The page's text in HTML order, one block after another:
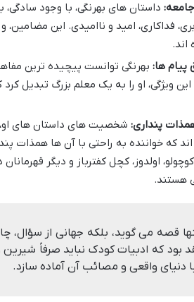
داستان های بهرنگی، با وجود
فداکاری، امید و ناامیدی. این مضامین،
پیام ها: بهرنگی توانست پیچیده ترین
ویژگی، او را به یک معلم بزرگ تبدیل
پنداری: شخصیت های داستان های او،
که خواننده به راحتی با آن ها همذات
اولدوز، کچل کفترباز و دیگر قهرمانان
هستند.
قصه می گوید، بلکه جهانی از سؤال،
بود که ادبیات کودک نباید صرفاً
دنیای واقعی و مصائب آن آماده سازد.